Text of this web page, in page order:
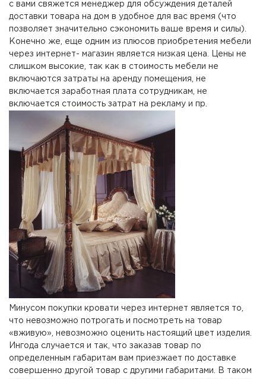
с вами свяжется менеджер для обсуждения деталей
доставки товара на дом в удобное для вас время (что
позволяет значительно сэкономить ваше время и силы).
Конечно же, еще одним из плюсов приобретения мебели
через интернет- магазин является низкая цена. Цены не
слишком высокие, так как в стоимость мебели не
включаются затраты на аренду помещения, не
включается заработная плата сотрудникам, не
включается стоимость затрат на рекламу и пр.
Минусом покупки кровати через интернет является то,
что невозможно потрогать и посмотреть на товар
«вживую», невозможно оценить настоящий цвет изделия.
Ингода случается и так, что заказав товар по
определенным габаритам вам приезжает по доставке
совершенно другой товар с другими габаритами. В таком